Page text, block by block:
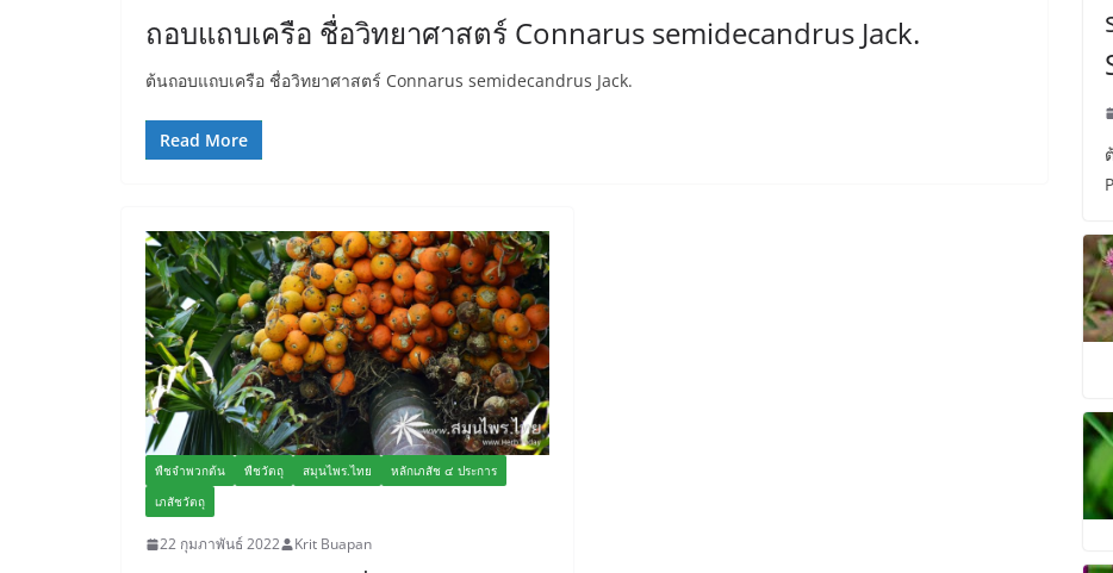
ถอบแถบเครือ ชื่อวิทยาศาสตร์ Connarus semidecandrus Jack.
ต้นถอบแถบเครือ ชื่อวิทยาศาสตร์ Connarus semidecandrus Jack.
Read More
พืชจำพวกต้น พืชวัตถุ สมุนไพร.ไทย
หลักเภสัช ๔ ประการ
เภสัชวัตถุ
22 กุมภาพันธ์ 2022 Krit Buapan